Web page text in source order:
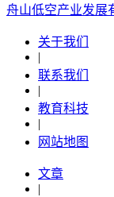
舟山低空产业发展
关于我们
|
联系我们
|
教育科技
|
网站地图
文章
|